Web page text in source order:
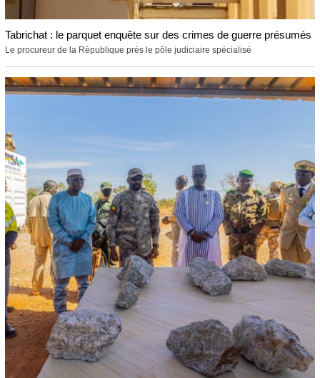
Tabrichat : le parquet enquête sur des crimes de guerre présumés
Le procureur de la République près le pôle judiciaire spécialisé